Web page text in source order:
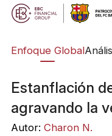
Enfoque Global
Estanflación
agravando la
Autor: Charon N.